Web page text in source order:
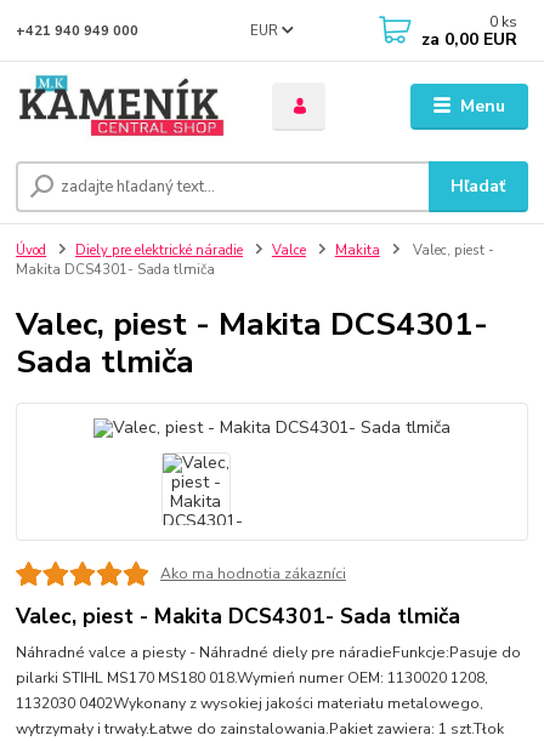
Menu
EUR
Hľadať
+421 940 949 000 0 ks
za 0,00 EUR
Úvod Diely pre elektrické náradie Valce Makita
Valec, piest -
Makita DCS4301- Sada tlmiča
Valec, piest - Makita DCS4301-
Sada tlmiča
Ako ma hodnotia zákazníci
Valec, piest - Makita DCS4301- Sada tlmiča
Náhradné valce a piesty - Náhradné diely pre náradieFunkcje:Pasuje do
pilarki STIHL MS170 MS180 018.Wymień numer OEM: 1130020 1208,
1132030 0402Wykonany z wysokiej jakości materiału metalowego,
wytrzymały i trwały.Łatwe do zainstalowania.Pakiet zawiera: 1 szt.Tłok